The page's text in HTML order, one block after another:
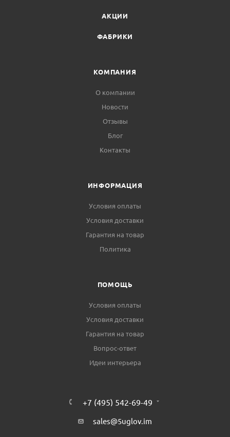
АКЦИИ
ФАБРИКИ
КОМПАНИЯ
О компании
Новости
Отзывы
Блог
Контакты
ИНФОРМАЦИЯ
Условия оплаты
Условия доставки
Гарантия на товар
Политика
ПОМОЩЬ
Условия оплаты
Условия доставки
Гарантия на товар
Вопрос-ответ
Идеи интерьера
+7 (495) 542-69-49
sales@5uglov.im